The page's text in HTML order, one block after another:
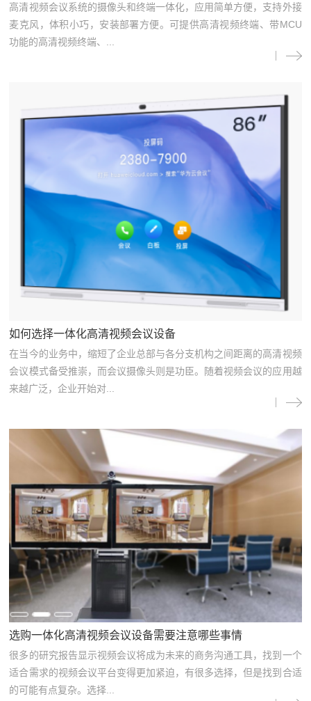
高清视频会议系统的摄像头和终端一体化，应用简单方便，支持外接
麦克风，体积小巧，安装部署方便。可提供高清视频终端、带MCU
功能的高清视频终端、...
如何选择一体化高清视频会议设备
在当今的业务中，缩短了企业总部与各分支机构之间距离的高清视频
会议模式备受推崇，而会议摄像头则是功臣。随着视频会议的应用越
来越广泛，企业开始对...
选购一体化高清视频会议设备需要注意哪些事情
很多的研究报告显示视频会议将成为未来的商务沟通工具，找到一个
适合需求的视频会议平台变得更加紧迫，有很多选择，但是找到合适
的可能有点复杂。选择...